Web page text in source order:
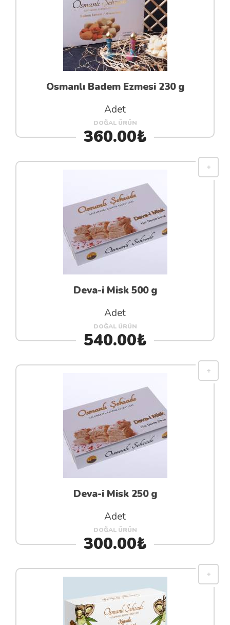
Osmanlı Badem Ezmesi 230 g
Adet
DOĞAL ÜRÜN
360.00₺
Deva-i Misk 500 g
Adet
DOĞAL ÜRÜN
540.00₺
Deva-i Misk 250 g
Adet
DOĞAL ÜRÜN
300.00₺